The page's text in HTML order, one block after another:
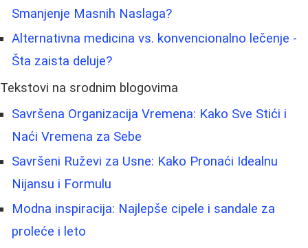
Smanjenje Masnih Naslaga?
Alternativna medicina vs. konvencionalno lečenje -
Šta zaista deluje?
Tekstovi na srodnim blogovima
Savršena Organizacija Vremena: Kako Sve Stići i
Naći Vremena za Sebe
Savršeni Ruževi za Usne: Kako Pronaći Idealnu
Nijansu i Formulu
Modna inspiracija: Najlepše cipele i sandale za
proleće i leto